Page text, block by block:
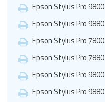
Epson Stylus Pro 9800
Epson Stylus Pro 9880
Epson Stylus Pro 7800
Epson Stylus Pro 7880
Epson Stylus Pro 9800
Epson Stylus Pro 9880